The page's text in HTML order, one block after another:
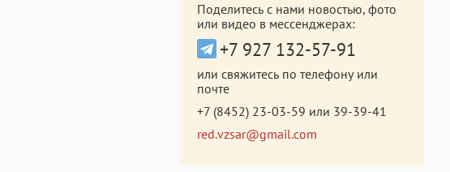
Поделитесь с нами новостью, фото
или видео в мессенджерах:
+7 927 132-57-91
или свяжитесь по телефону или
почте
+7 (8452) 23-03-59 или 39-39-41
red.vzsar@gmail.com